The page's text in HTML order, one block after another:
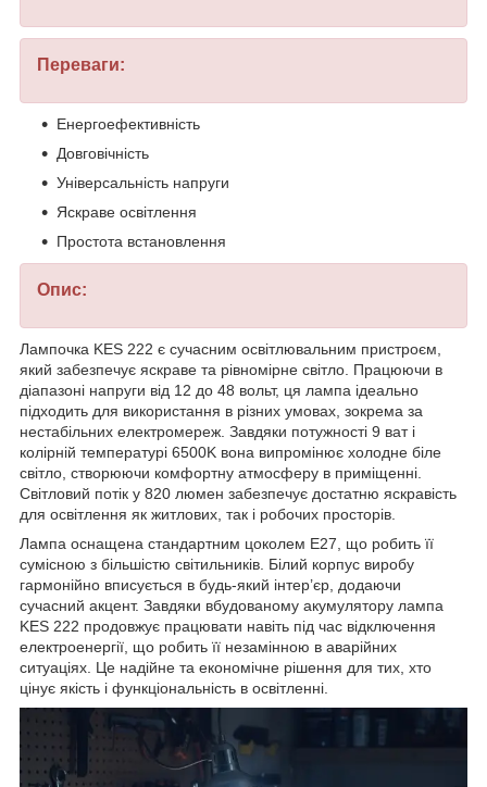
Переваги:
Енергоефективність
Довговічність
Універсальність напруги
Яскраве освітлення
Простота встановлення
Опис:
Лампочка KES 222 є сучасним освітлювальним пристроєм,
який забезпечує яскраве та рівномірне світло. Працюючи в
діапазоні напруги від 12 до 48 вольт, ця лампа ідеально
підходить для використання в різних умовах, зокрема за
нестабільних електромереж. Завдяки потужності 9 ват і
колірній температурі 6500K вона випромінює холодне біле
світло, створюючи комфортну атмосферу в приміщенні.
Світловий потік у 820 люмен забезпечує достатню яскравість
для освітлення як житлових, так і робочих просторів.
Лампа оснащена стандартним цоколем E27, що робить її
сумісною з більшістю світильників. Білий корпус виробу
гармонійно вписується в будь-який інтер’єр, додаючи
сучасний акцент. Завдяки вбудованому акумулятору лампа
KES 222 продовжує працювати навіть під час відключення
електроенергії, що робить її незамінною в аварійних
ситуаціях. Це надійне та економічне рішення для тих, хто
цінує якість і функціональність в освітленні.